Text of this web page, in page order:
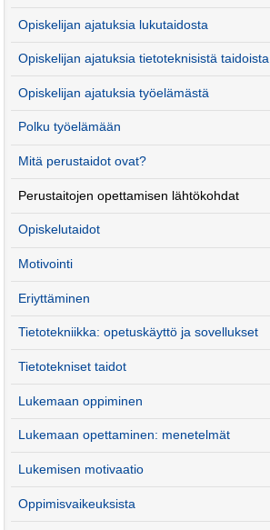
Opiskelijan ajatuksia lukutaidosta
Opiskelijan ajatuksia tietoteknisistä taidoista
Opiskelijan ajatuksia työelämästä
Polku työelämään
Mitä perustaidot ovat?
Perustaitojen opettamisen lähtökohdat
Opiskelutaidot
Motivointi
Eriyttäminen
Tietotekniikka: opetuskäyttö ja sovellukset
Tietotekniset taidot
Lukemaan oppiminen
Lukemaan opettaminen: menetelmät
Lukemisen motivaatio
Oppimisvaikeuksista